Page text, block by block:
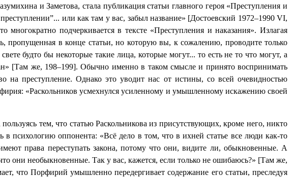
и Заметова, стала публикация статьи главного героя «Преступления и
или как там у вас, забыл название» [Достоевский 1972–1990 VI,
подчеркивается в тексте «Преступления и наказания». Излагая
пропущенная в конце статьи, но которую вы, к сожалению, проводите только
будто бы некоторые такие лица, которые могут... то есть не то что могут, а
[Там же, 198–199]. Обычно именно в таком смысле и принято воспринимать
на преступление. Однако это уводит нас от истины, со всей очевидностью
«Раскольников усмехнулся усиленному и умышленному искажению своей
тем, что статью Раскольникова из присутствующих, кроме него, никто
в психологию оппонента: «Всё дело в том, что в ихней статье все люди как-то
права переступать закона, потому что они, видите ли, обыкновенные. А
они необыкновенные. Так у вас, кажется, если только не ошибаюсь?» [Там же,
что Порфирий умышленно передергивает содержание его статьи, преследуя